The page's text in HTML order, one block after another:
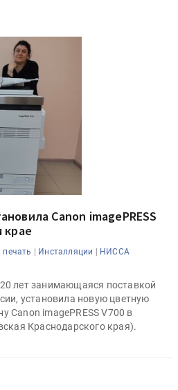
Canon imagePRESS
крае
| Инсталляции | НИССА
лет занимающаяся поставкой
установила новую цветную
Canon imagePRESS V700 в
Краснодарского края).